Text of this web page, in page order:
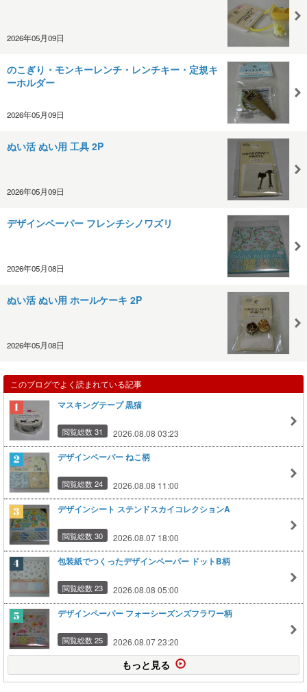
2026年05月09日
のこぎり・モンキーレンチ・レンチキー・定規キ
ーホルダー
2026年05月09日
ぬい活 ぬい用 工具 2P
2026年05月09日
デザインペーパー フレンチシノワズリ
2026年05月08日
ぬい活 ぬい用 ホールケーキ 2P
2026年05月08日
このブログでよく読まれている記事
マスキングテープ 黒猫
閲覧総数 31 2026.08.08 03:23
デザインペーパー ねこ柄
閲覧総数 24 2026.08.08 11:00
デザインシート ステンドスカイコレクションA
閲覧総数 30 2026.08.07 18:00
包装紙でつくったデザインペーパー ドットB柄
閲覧総数 23 2026.08.08 05:00
デザインペーパー フォーシーズンズフラワー柄
閲覧総数 25 2026.08.07 23:20
もっと見る